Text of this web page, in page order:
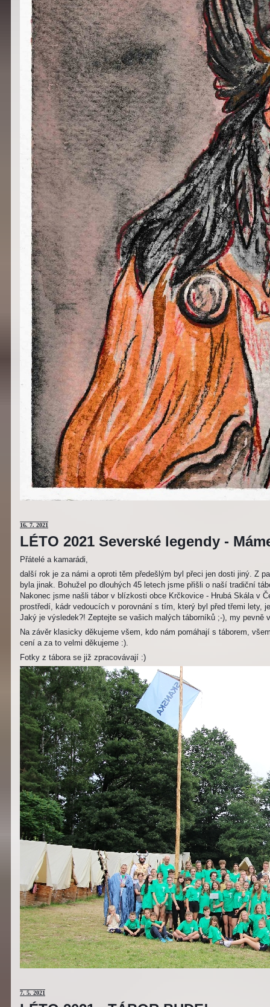
16. 7. 2021
LÉTO 2021 Severské legendy -
Přátelé a kamarádi,
další rok je za námi a oproti těm předešlým byl přeci jen dosti jiný. Z
byla jinak. Bohužel po dlouhých 45 letech jsme přišli o naší tradiční
Nakonec jsme našli tábor v blízkosti obce Krčkovice - Hrubá Skála v
prostředí, kádr vedoucích v porovnání s tím, který byl před třemi lety,
Jaký je výsledek?! Zeptejte se vašich malých táborníků ;-), my pevně
Na závěr klasicky děkujeme všem, kdo nám pomáhají s táborem,
cení a za to velmi děkujeme :).
Fotky z tábora se již zpracovávají :)
7. 5. 2021